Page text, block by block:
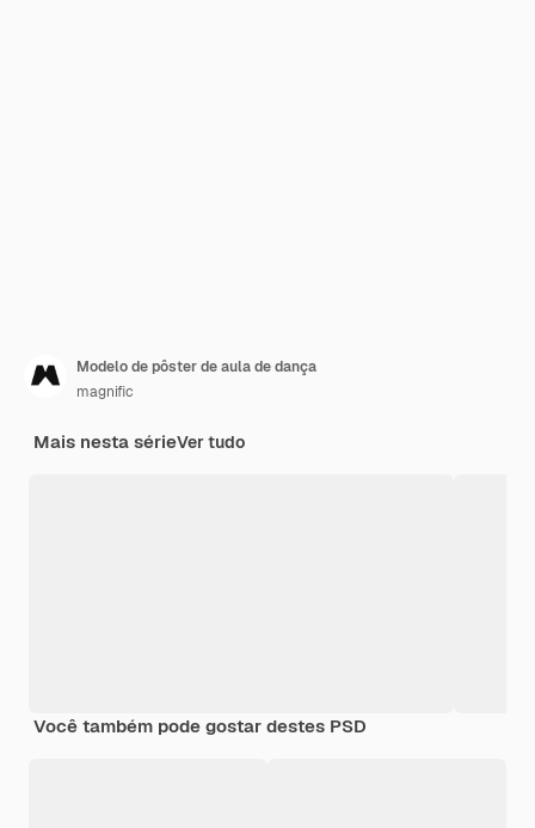
Modelo de pôster de aula de dança
magnific
Mais nesta sérieVer tudo
Você também pode gostar destes PSD